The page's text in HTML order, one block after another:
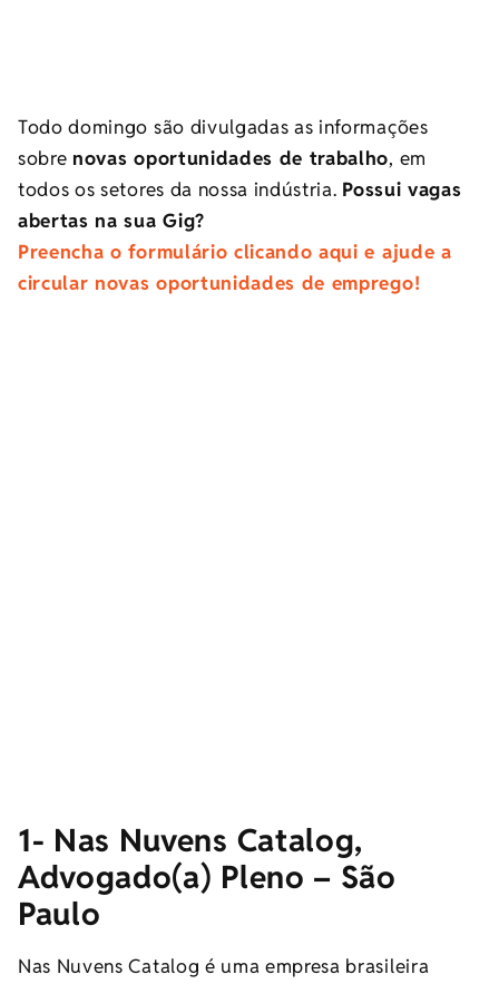
Todo domingo são divulgadas as informações
sobre novas oportunidades de trabalho, em
todos os setores da nossa indústria. Possui vagas
abertas na sua Gig?
Preencha o formulário clicando aqui e ajude a
circular novas oportunidades de emprego!
1- Nas Nuvens Catalog,
Advogado(a) Pleno – São
Paulo
Nas Nuvens Catalog é uma empresa brasileira